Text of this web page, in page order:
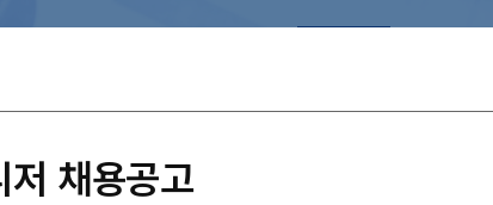
채용공고